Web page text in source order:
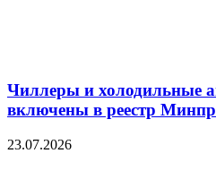
Чиллеры и холодильные
включены в реестр
23.07.2026